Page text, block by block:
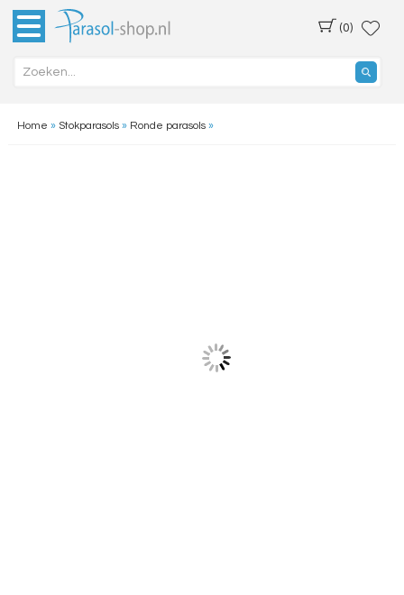
(0)
Home » Stokparasols» Ronde parasols»